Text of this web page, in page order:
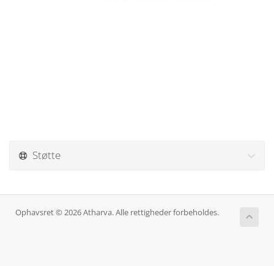
Støtte
Ophavsret © 2026 Atharva. Alle rettigheder forbeholdes.